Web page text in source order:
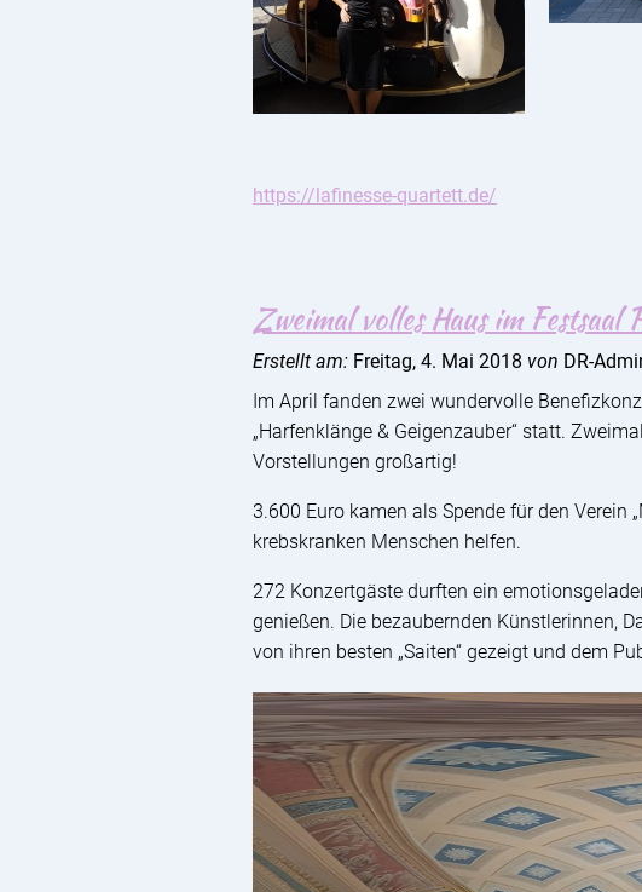
https://lafinesse-quartett.de/
Zweimal volles Haus im
Erstellt am: Freitag, 4. Mai 2018 von DR-
Im April fanden zwei wundervolle
„Harfenklänge & Geigenzauber“ statt.
Vorstellungen großartig!
3.600 Euro kamen als Spende für den Verein
krebskranken Menschen helfen.
272 Konzertgäste durften ein
genießen. Die bezaubernden Künstlerinnen,
von ihren besten „Saiten“ gezeigt und dem